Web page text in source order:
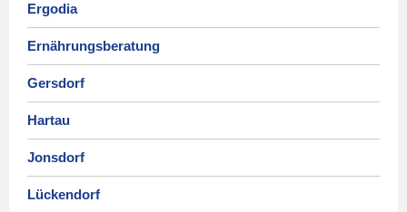
Ergodia
Ernährungsberatung
Gersdorf
Hartau
Jonsdorf
Lückendorf